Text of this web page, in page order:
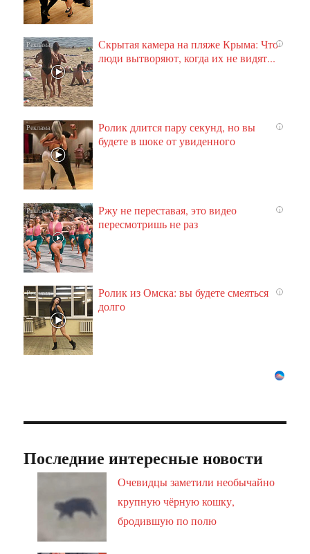
i
Скрытая камера на пляже Крыма: Что
люди вытворяют, когда их не видят...
i
Ролик длится пару секунд, но вы
будете в шоке от увиденного
i
Ржу не переставая, это видео
пересмотришь не раз
i
Ролик из Омска: вы будете смеяться
долго
Последние интересные новости
Очевидцы заметили необычайно
крупную чёрную кошку,
бродившую по полю